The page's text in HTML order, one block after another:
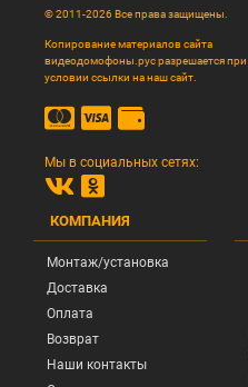
© 2011-2026 Все права защищены.
Копирование материалов сайта
видеодомофоны.рус разрешается при
условии ссылки на наш сайт.
Мы в социальных сетях:
КОМПАНИЯ
Монтаж/установка
Доставка
Оплата
Возврат
Наши контакты